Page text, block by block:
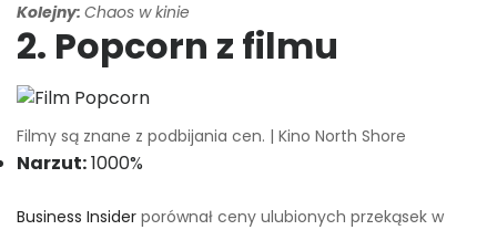
Kolejny: Chaos w kinie
2. Popcorn z filmu
Filmy są znane z podbijania cen. | Kino North Shore
Narzut:1000%
Business Insider porównał ceny ulubionych przekąsek w